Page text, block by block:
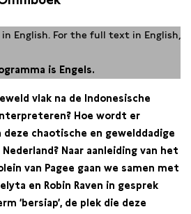
English. For the full text in English,
is Engels.
vlak na de Indonesische
Hoe wordt er
deze chaotische en gewelddadige
Naar aanleiding van het
van Pagee gaan we samen met
en Robin Raven in gesprek
‘bersiap’, de plek die deze